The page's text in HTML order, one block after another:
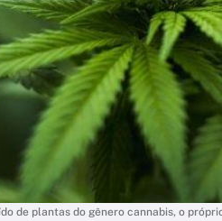
de plantas do gênero cannabis, o